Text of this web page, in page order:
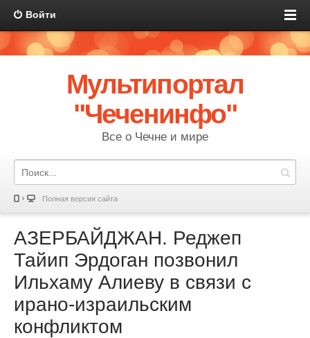
Войти
Мультипортал
"Чеченинфо"
Все о Чечне и мире
Полная версия сайта
АЗЕРБАЙДЖАН. Реджеп
Тайип Эрдоган позвонил
Ильхаму Алиеву в связи с
ирано-израильским
конфликтом